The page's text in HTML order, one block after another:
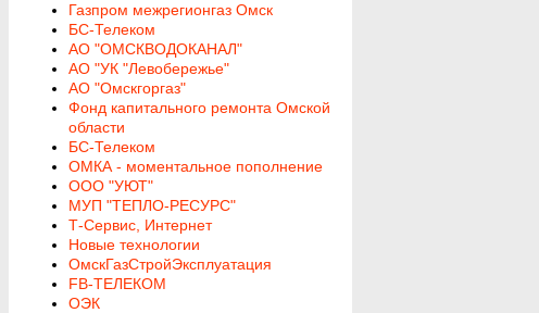
Газпром межрегионгаз Омск
БС-Телеком
АО "ОМСКВОДОКАНАЛ"
АО "УК "Левобережье"
АО "Омскгоргаз"
Фонд капитального ремонта Омской
области
БС-Телеком
ОМКА - моментальное пополнение
ООО "УЮТ"
МУП "ТЕПЛО-РЕСУРС"
Т-Сервис, Интернет
Новые технологии
ОмскГазСтройЭксплуатация
FB-ТЕЛЕКОМ
ОЭК